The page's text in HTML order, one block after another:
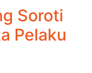
Soroti
Pelaku